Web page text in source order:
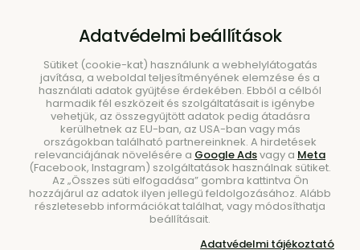
Keresés
Adatvédelmi beállítások
Sütiket (cookie-kat) használunk a webhelylátogatás
javítása, a weboldal teljesítményének elemzése és a
használati adatok gyűjtése érdekében. Ebből a célból
harmadik fél eszközeit és szolgáltatásait is igénybe
vehetjük, az összegyűjtött adatok pedig átadásra
kerülhetnek az EU-ban, az USA-ban vagy más
országokban található partnereinknek. A hirdetések
relevanciájának növelésére a Google Adsvagy a Meta
(Facebook, Instagram) szolgáltatások használnak sütiket.
Az „Összes süti elfogadása” gombra kattintva Ön
hozzájárul az adatok ilyen jellegű feldolgozásához. Alább
részletesebb információkat találhat, vagy módosíthatja
beállításait.
Adatvédelmi tájékoztató